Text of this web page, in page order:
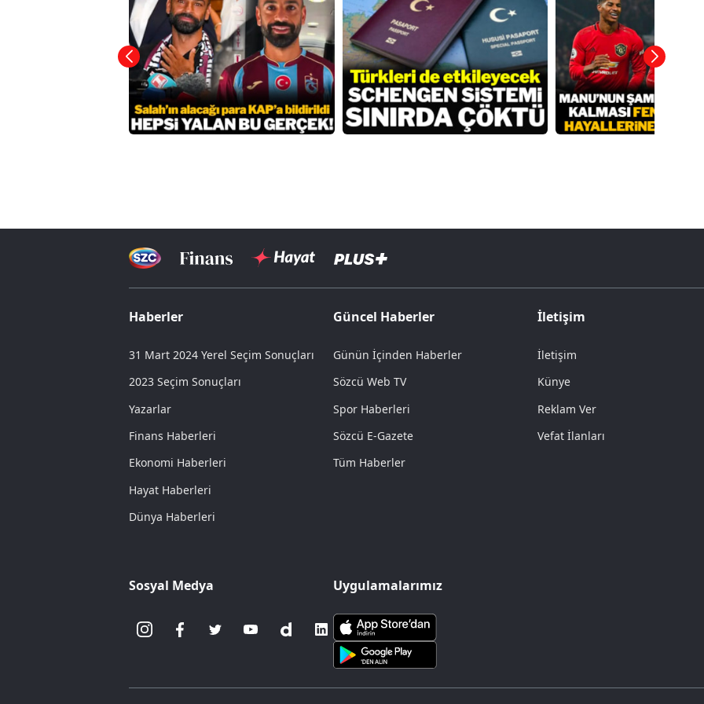
Haberler
31 Mart 2024 Yerel Seçim Sonuçları
2023 Seçim Sonuçları
Yazarlar
Finans Haberleri
Ekonomi Haberleri
Hayat Haberleri
Dünya Haberleri
Güncel Haberler
Günün İçinden Haberler
Sözcü Web TV
Spor Haberleri
Sözcü E-Gazete
Tüm Haberler
İletişim
İletişim
Künye
Reklam Ver
Vefat İlanları
Sosyal Medya Uygulamalarımız